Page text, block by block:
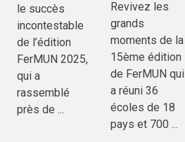
le succès
incontestable
de l’édition
FerMUN 2025,
qui a
rassemblé
près de ...
Revivez les
grands
moments de la
15ème édition
de FerMUN qui
a réuni 36
écoles de 18
pays et 700 ...